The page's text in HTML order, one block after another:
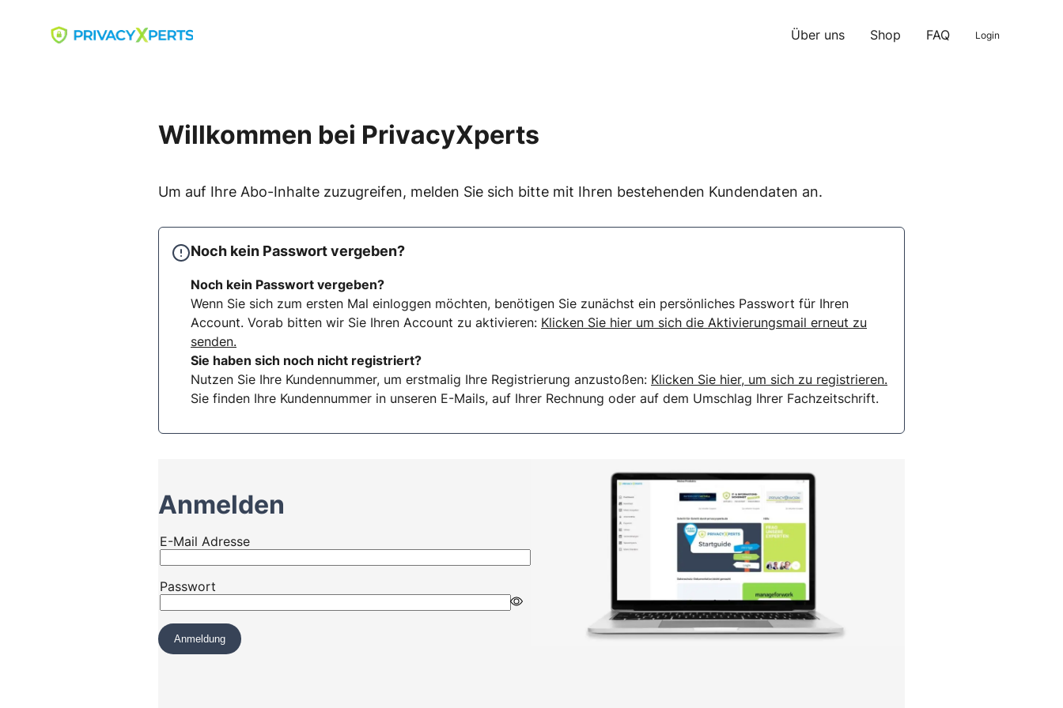
Go to landing page. Über uns Shop FAQ Login
Willkommen bei PrivacyXperts
Um auf Ihre Abo-Inhalte zuzugreifen, melden Sie sich bitte mit Ihren bestehenden Kundendaten an.
Noch kein Passwort vergeben?
Noch kein Passwort vergeben?
Wenn Sie sich zum ersten Mal einloggen möchten, benötigen Sie zunächst ein persönliches Passwort für Ihren
Account. Vorab bitten wir Sie Ihren Account zu aktivieren: Klicken Sie hier um sich die Aktivierungsmail erneut zu
senden.
Sie haben sich noch nicht registriert?
Nutzen Sie Ihre Kundennummer, um erstmalig Ihre Registrierung anzustoßen: Klicken Sie hier, um sich zu registrieren.
Sie finden Ihre Kundennummer in unseren E-Mails, auf Ihrer Rechnung oder auf dem Umschlag Ihrer Fachzeitschrift.
Anmelden